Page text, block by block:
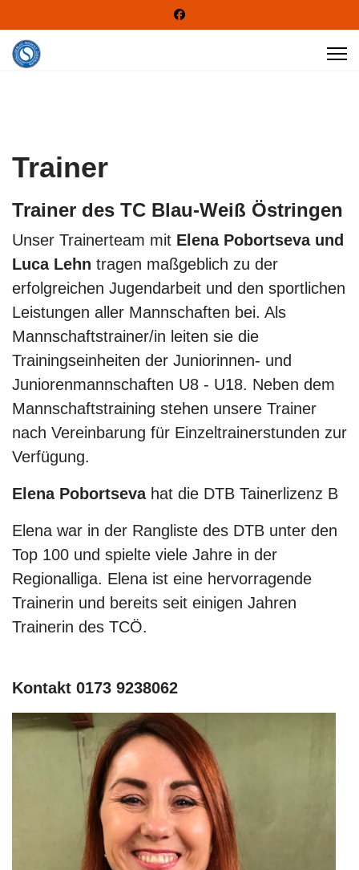
Trainer
Trainer des TC Blau-Weiß Östringen
Unser Trainerteam mit Elena Pobortseva und
Luca Lehn tragen maßgeblich zu der
erfolgreichen Jugendarbeit und den sportlichen
Leistungen aller Mannschaften bei. Als
Mannschaftstrainer/in leiten sie die
Trainingseinheiten der Juniorinnen- und
Juniorenmannschaften U8 - U18. Neben dem
Mannschaftstraining stehen unsere Trainer
nach Vereinbarung für Einzeltrainerstunden zur
Verfügung.
Elena Pobortsevahat die DTB Tainerlizenz B
Elena war in der Rangliste des DTB unter den
Top 100 und spielte viele Jahre in der
Regionalliga. Elena ist eine hervorragende
Trainerin und bereits seit einigen Jahren
Trainerin des TCÖ.
Kontakt 0173 9238062